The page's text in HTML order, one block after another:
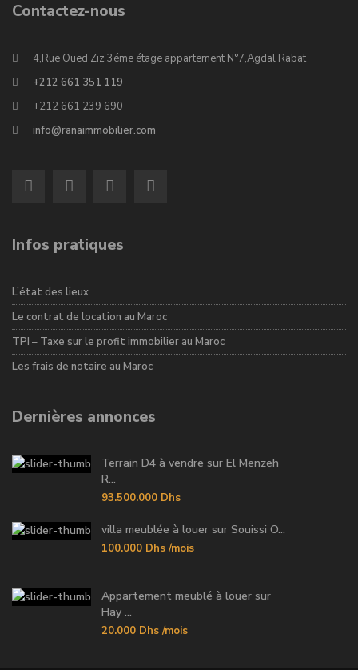
Contactez-nous
4,Rue Oued Ziz 3éme étage appartement N°7,Agdal Rabat
+212 661 351 119
+212 661 239 690
info@ranaimmobilier.com
Infos pratiques
L’état des lieux
Le contrat de location au Maroc
TPI – Taxe sur le profit immobilier au Maroc
Les frais de notaire au Maroc
Dernières annonces
Terrain D4 à vendre sur El Menzeh
R...
93.500.000 Dhs
villa meublée à louer sur Souissi O...
100.000 Dhs /mois
Appartement meublé à louer sur
Hay ...
20.000 Dhs /mois